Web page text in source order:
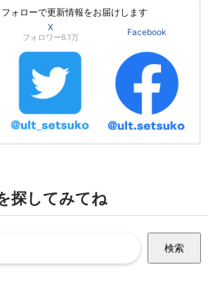
ォローで更新情報をお届けします
X
フォロワー6.1万
Facebook
探してみてね